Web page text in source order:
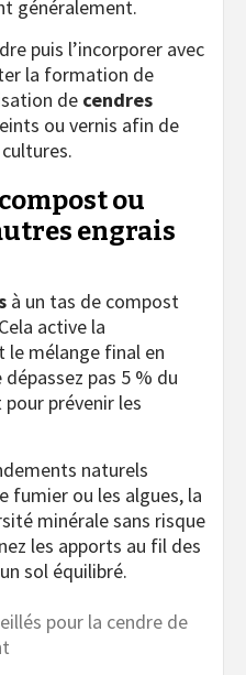
généralement.
puis l’incorporer avec
la formation de
de cendres
ou vernis afin de
ou
engrais
à un tas de compost
active la
mélange final en
dépassez pas 5 % du
prévenir les
naturels
fumier ou les algues, la
minérale sans risque
les apports au fil des
sol équilibré.
pour la cendre de